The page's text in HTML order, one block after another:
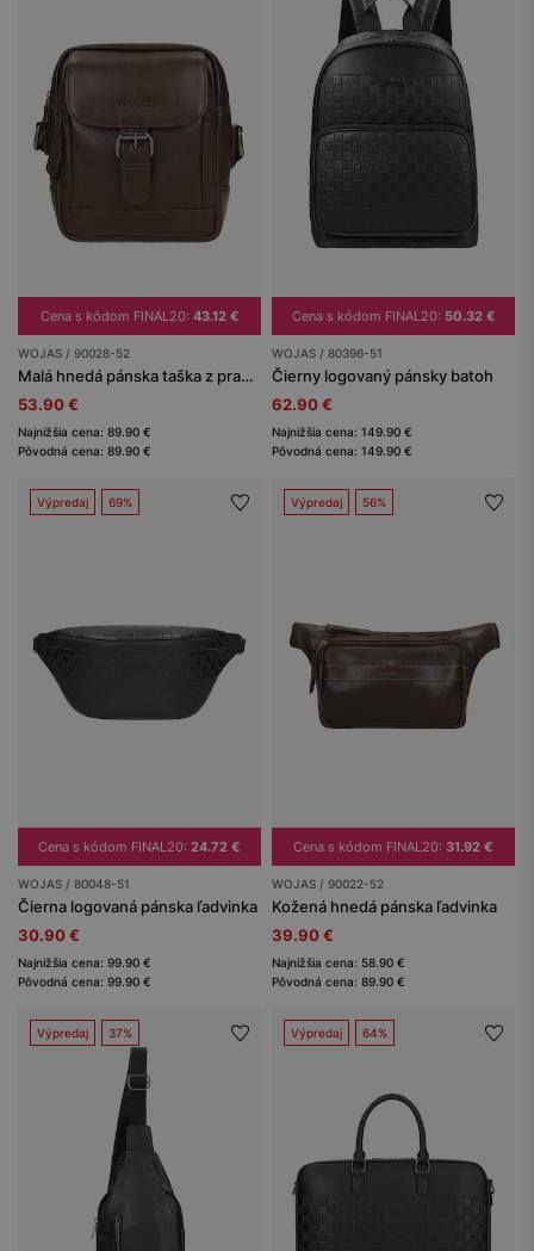
Cena s kódom FINAL20: 43.12 €
WOJAS / 90028-52
Malá hnedá pánska taška z pravej kože
53.90 €
Najnižšia cena: 89.90 €
Pôvodná cena: 89.90 €
Cena s kódom FINAL20: 50.32 €
WOJAS / 80396-51
Čierny logovaný pánsky batoh
62.90 €
Najnižšia cena: 149.90 €
Pôvodná cena: 149.90 €
Výpredaj 69%
Cena s kódom FINAL20: 24.72 €
WOJAS / 80048-51
Čierna logovaná pánska ľadvinka
30.90 €
Najnižšia cena: 99.90 €
Pôvodná cena: 99.90 €
Výpredaj 56%
Cena s kódom FINAL20: 31.92 €
WOJAS / 90022-52
Kožená hnedá pánska ľadvinka
39.90 €
Najnižšia cena: 58.90 €
Pôvodná cena: 89.90 €
Výpredaj 37% Výpredaj 64%